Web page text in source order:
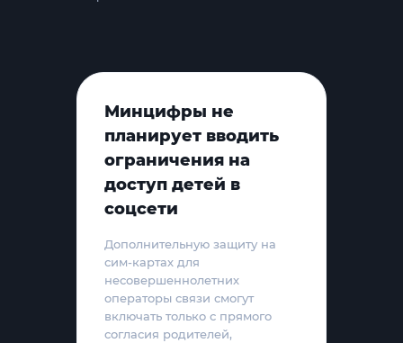
Минцифры не
планирует вводить
ограничения на
доступ детей в
соцсети
Дополнительную защиту на
сим-картах для
несовершеннолетних
операторы связи смогут
включать только с прямого
согласия родителей,